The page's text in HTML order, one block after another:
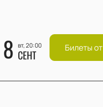
8 вт, 20:00
СЕНТ Билеты от